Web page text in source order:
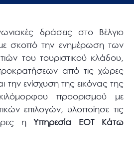
δράσεις στο Βέλγιο
σκοπό την ενημέρωση των
του τουριστικού κλάδου,
από τις χώρες
την ενίσχυση της εικόνας της
προορισμού με
επιλογών, υλοποίησε τις
ηΥπηρεσία ΕΟΤ Κάτω